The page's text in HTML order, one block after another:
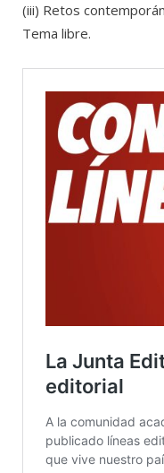
(iii) Retos
Tema libre.